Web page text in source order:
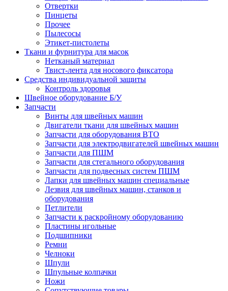
Отвертки
Пинцеты
Прочее
Пылесосы
Этикет-пистолеты
Ткани и фурнитура для масок
Нетканый материал
Твист-лента для носового фиксатора
Средства индивидуальной защиты
Контроль здоровья
Швейное оборудование Б/У
Запчасти
Винты для швейных машин
Двигатели ткани для швейных машин
Запчасти для оборудования ВТО
Запчасти для электродвигателей швейных машин
Запчасти для ПШМ
Запчасти для стегального оборудования
Запчасти для подвесных систем ПШМ
Лапки для швейных машин специальные
Лезвия для швейных машин, станков и
оборудования
Петлители
Запчасти к раскройному оборудованию
Пластины игольные
Подшипники
Ремни
Челноки
Шпули
Шпульные колпачки
Ножи